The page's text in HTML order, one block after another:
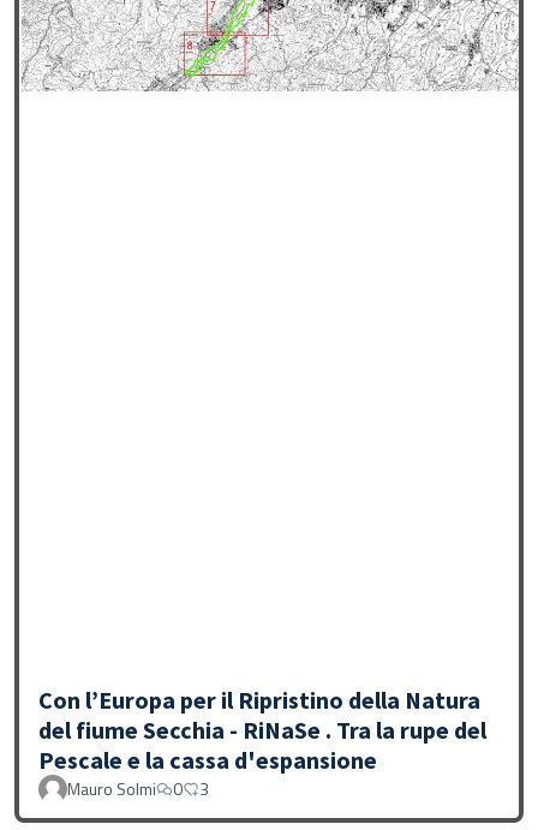
Con l’Europa per il Ripristino della Natura
del fiume Secchia - RiNaSe . Tra la rupe del
Pescale e la cassa d'espansione
Mauro Solmi 0 3